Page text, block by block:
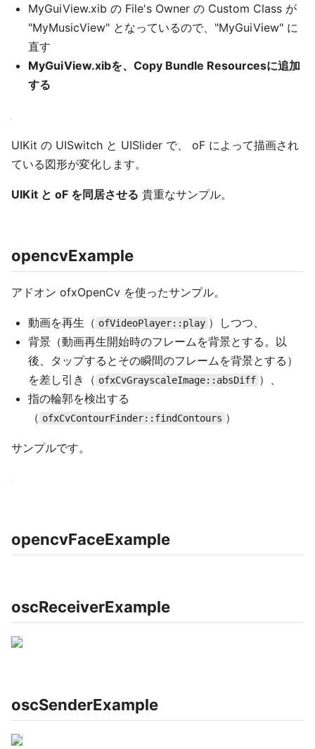
MyGuiView.xib の File's Owner の Custom Class が
"MyMusicView" となっているので、"MyGuiView" に
直す
MyGuiView.xibを、Copy Bundle Resourcesに追加
する
UIKit の UISwitch と UISlider で、 oF によって描画され
ている図形が変化します。
UIKit と oF を同居させる 貴重なサンプル。
opencvExample
アドオン ofxOpenCv を使ったサンプル。
動画を再生（ ofVideoPlayer::play ）しつつ、
背景（動画再生開始時のフレームを背景とする。以
後、タップするとその瞬間のフレームを背景とする）
を差し引き（ ofxCvGrayscaleImage::absDiff ）、
指の輪郭を検出する
（ ofxCvContourFinder::findContours ）
サンプルです。
opencvFaceExample
oscReceiverExample
oscSenderExample